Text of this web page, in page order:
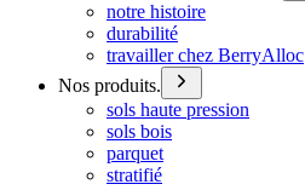
notre histoire
durabilité
travailler chez BerryAlloc
Nos produits.
sols haute pression
sols bois
parquet
stratifié